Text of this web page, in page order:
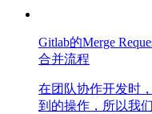
Gitlab的Merge
合并流程
在团队协作开发时
到的操作，所以我